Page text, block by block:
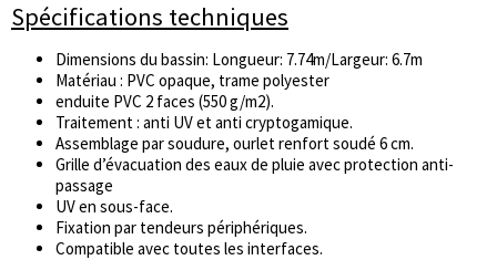
Spécifications techniques
Dimensions du bassin: Longueur: 7.74m/Largeur: 6.7m
Matériau : PVC opaque, trame polyester
enduite PVC 2 faces (550 g/m2).
Traitement : anti UV et anti cryptogamique.
Assemblage par soudure, ourlet renfort soudé 6 cm.
Grille d’évacuation des eaux de pluie avec protection anti-
passage
UV en sous-face.
Fixation par tendeurs périphériques.
Compatible avec toutes les interfaces.